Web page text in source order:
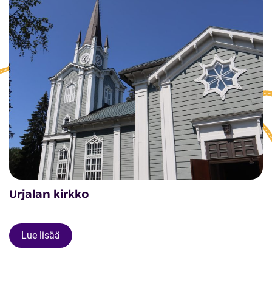
Urjalan kirkko
Lue lisää